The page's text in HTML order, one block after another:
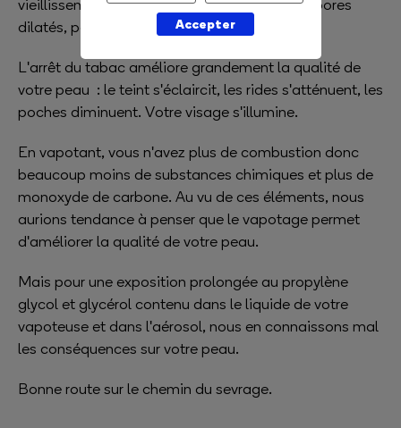
vieillissement prématuré de la peau, cernes, pores
dilatés, perte de l'éclat.
L'arrêt du tabac améliore grandement la qualité de
votre peau : le teint s'éclaircit, les rides s'atténuent, les
poches diminuent. Votre visage s'illumine.
En vapotant, vous n'avez plus de combustion donc
beaucoup moins de substances chimiques et plus de
monoxyde de carbone. Au vu de ces éléments, nous
aurions tendance à penser que le vapotage permet
d'améliorer la qualité de votre peau.
Mais pour une exposition prolongée au propylène
glycol et glycérol contenu dans le liquide de votre
vapoteuse et dans l'aérosol, nous en connaissons mal
les conséquences sur votre peau.
Bonne route sur le chemin du sevrage.
Accepter